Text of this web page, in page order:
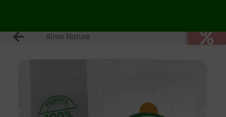
Almo Nature